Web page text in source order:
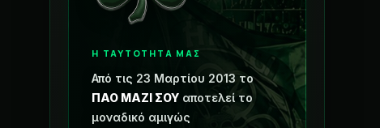
Η ΤΑΥΤΟΤΗΤΑ ΜΑΣ
Από τις 23 Μαρτίου 2013 το
ΠΑΟ ΜΑΖΙ ΣΟΥ αποτελεί το
μοναδικό αμιγώς